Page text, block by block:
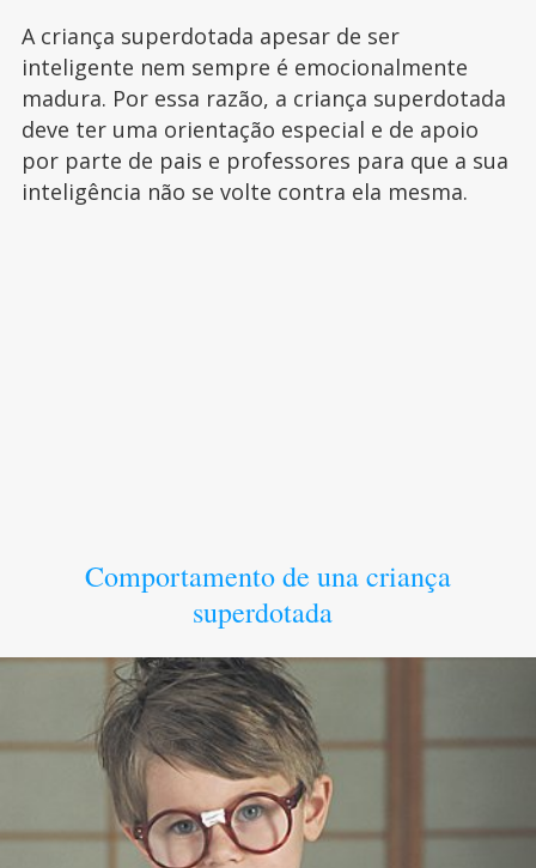
A criança superdotada apesar de ser
inteligente nem sempre é emocionalmente
madura. Por essa razão, a criança superdotada
deve ter uma orientação especial e de apoio
por parte de pais e professores para que a sua
inteligência não se volte contra ela mesma.
Comportamento de una criança
superdotada